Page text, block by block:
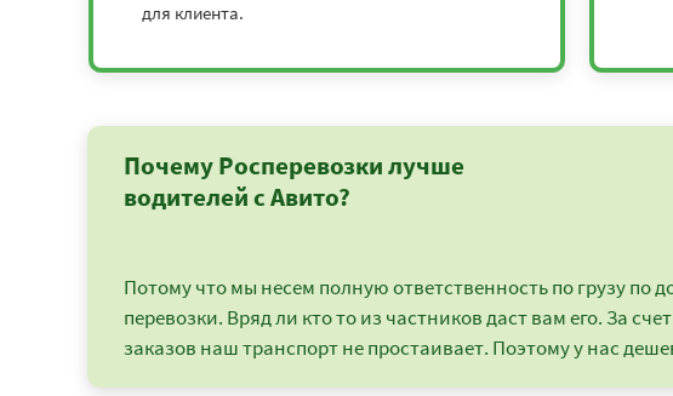
для клиента.
Почему Росперевозки лучше
водителей с Авито?
Потому что мы несем полную ответственность по грузу по
перевозки. Вряд ли кто то из частников даст вам его. За
заказов наш транспорт не простаивает. Поэтому у нас